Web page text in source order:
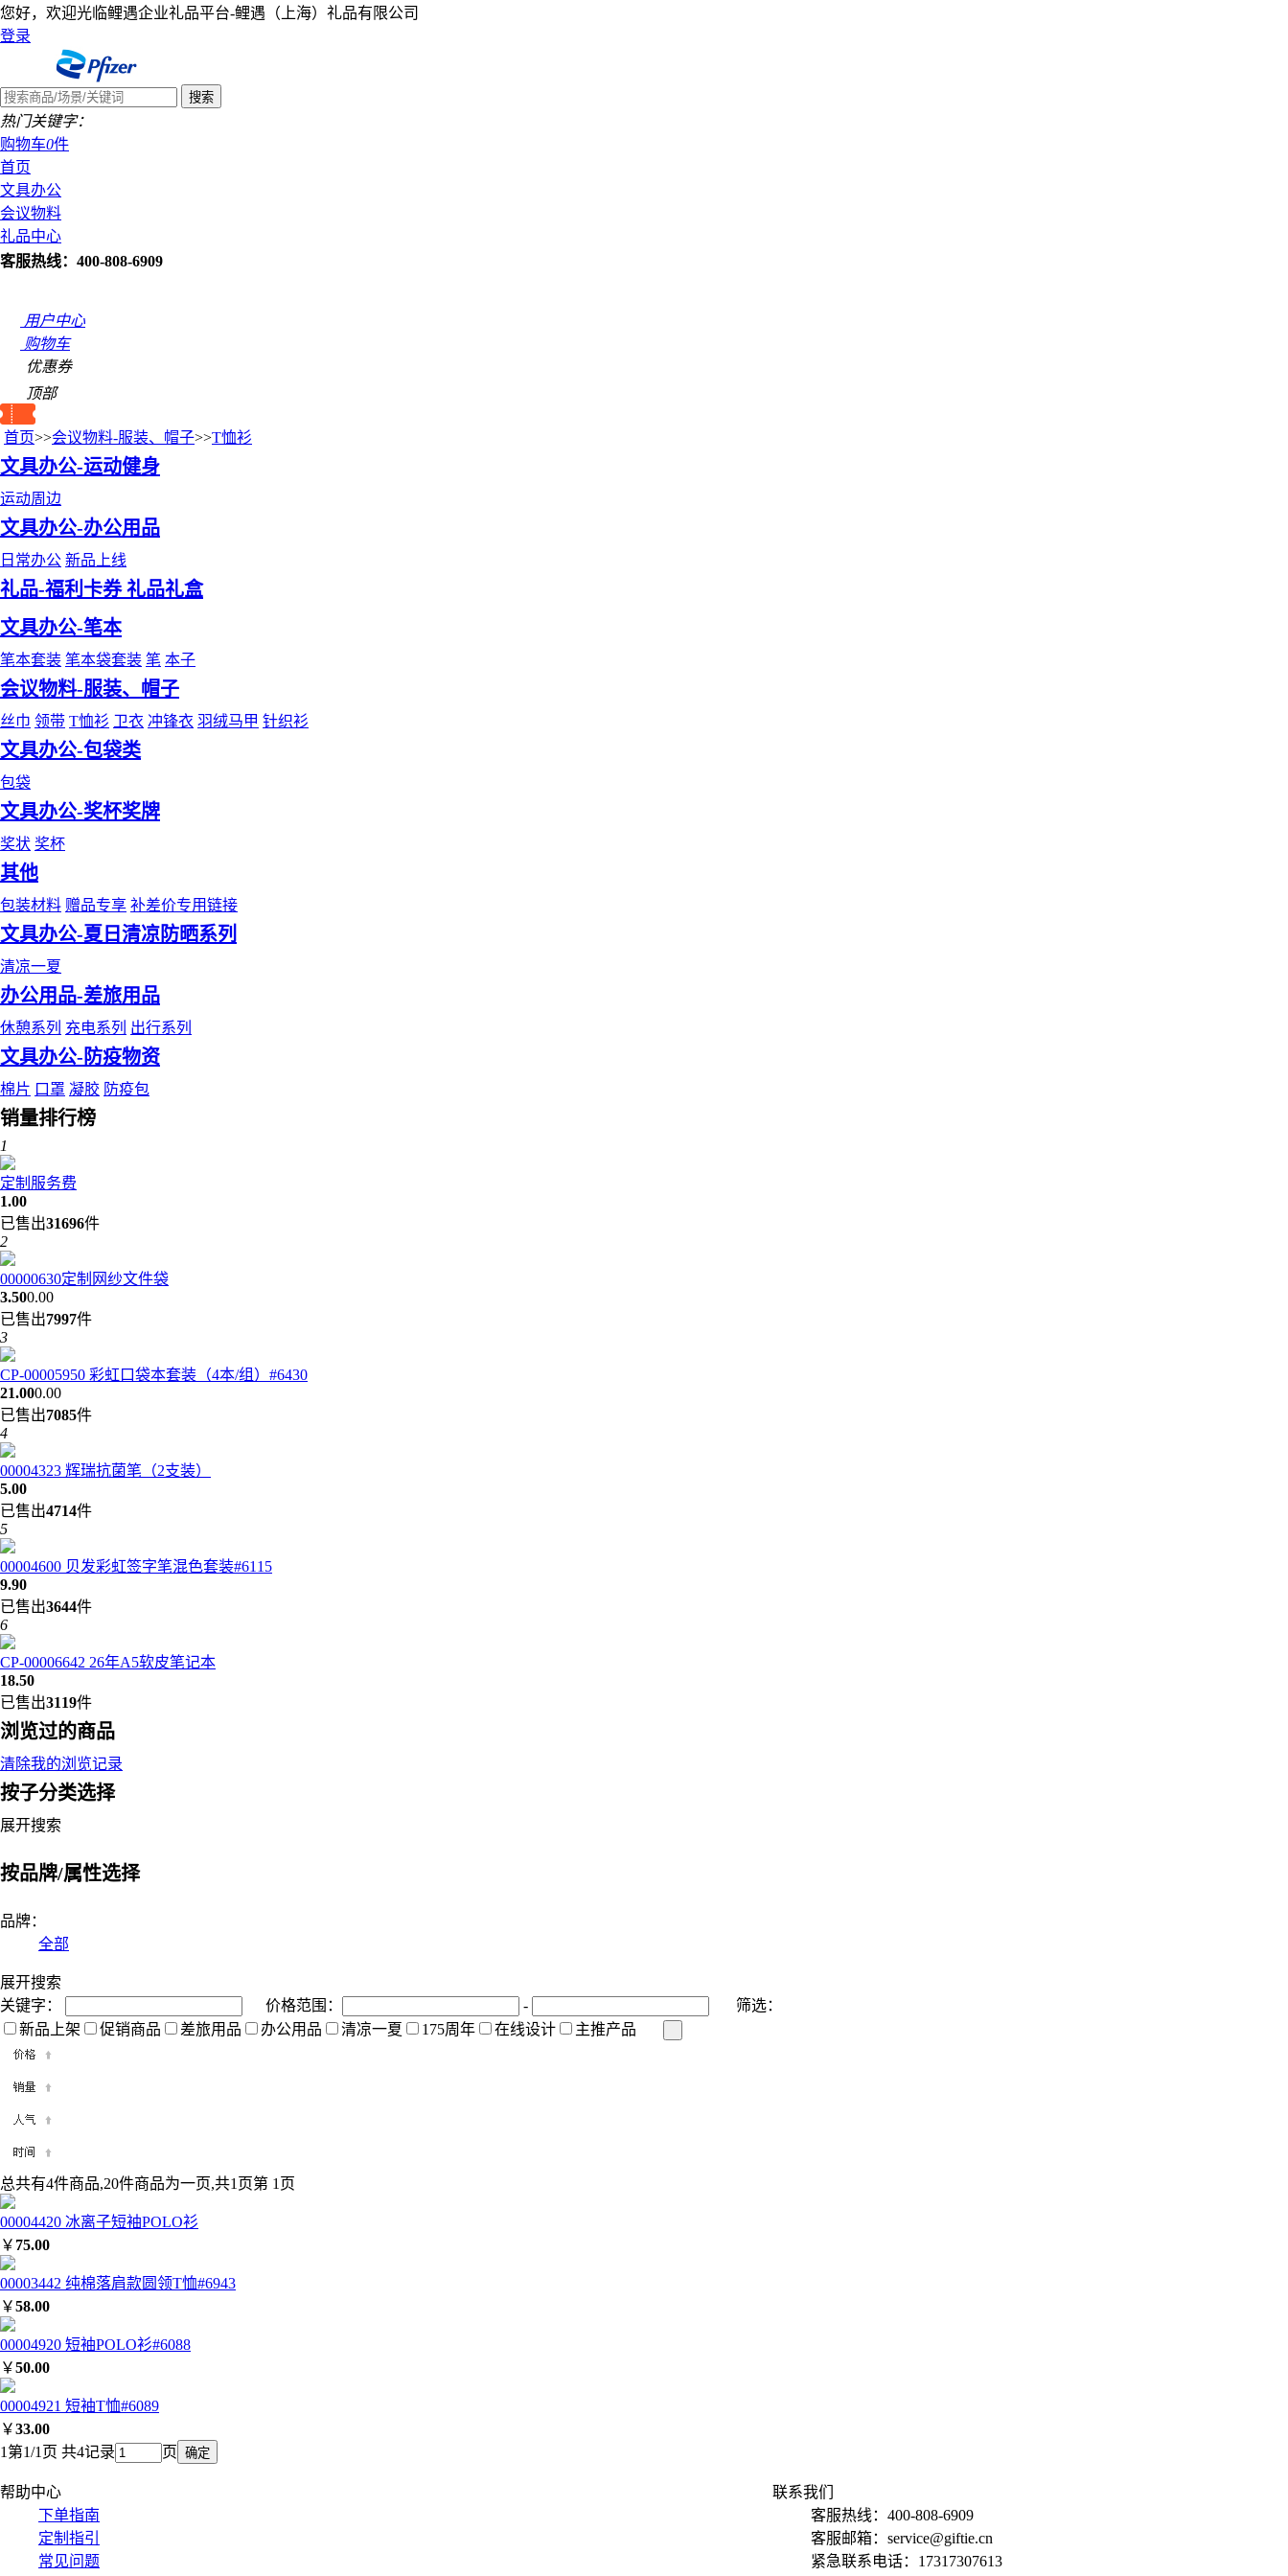
您好，欢迎光临鲤遇企业礼品平台-鲤遇（上海）礼品有限公司
登录
热门关键字：
购物车0件
首页
文具办公
会议物料
礼品中心
客服热线：400-808-6909
用户中心
购物车
优惠券
顶部
首页>>会议物料-服装、帽子>>T恤衫
文具办公-运动健身
运动周边
文具办公-办公用品
日常办公 新品上线
礼品-福利卡券 礼品礼盒
文具办公-笔本
笔本套装 笔本袋套装 笔 本子
会议物料-服装、帽子
丝巾 领带 T恤衫 卫衣 冲锋衣 羽绒马甲 针织衫
文具办公-包袋类
包袋
文具办公-奖杯奖牌
奖状 奖杯
其他
包装材料 赠品专享 补差价专用链接
文具办公-夏日清凉防晒系列
清凉一夏
办公用品-差旅用品
休憩系列 充电系列 出行系列
文具办公-防疫物资
棉片 口罩 凝胶 防疫包
销量排行榜
1
定制服务费
1.00
已售出31696件
2
00000630定制网纱文件袋
3.500.00
已售出7997件
3
CP-00005950 彩虹口袋本套装（4本/组）#6430
21.000.00
已售出7085件
4
00004323 辉瑞抗菌笔（2支装）
5.00
已售出4714件
5
00004600 贝发彩虹签字笔混色套装#6115
9.90
已售出3644件
6
CP-00006642 26年A5软皮笔记本
18.50
已售出3119件
浏览过的商品
清除我的浏览记录
按子分类选择
展开搜索
按品牌/属性选择
品牌：
全部
展开搜索
关键字：
价格范围： -
筛选：
新品上架
促销商品 差旅用品 办公用品 清凉一夏 175周年 在线设计 主推产品
总共有4件商品,20件商品为一页,共1页第 1页
00004420 冰离子短袖POLO衫
￥ 75.00
00003442 纯棉落肩款圆领T恤#6943
￥58.00
00004920 短袖POLO衫#6088
￥50.00
00004921 短袖T恤#6089
￥33.00
1 第1/1页 共4记录 页
帮助中心
下单指南
定制指引
常见问题
联系我们
客服热线：400-808-6909
客服邮箱：service@giftie.cn
紧急联系电话：17317307613